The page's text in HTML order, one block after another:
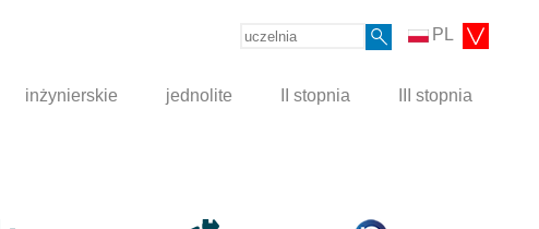
PL
inżynierskie jednolite II stopnia III stopnia